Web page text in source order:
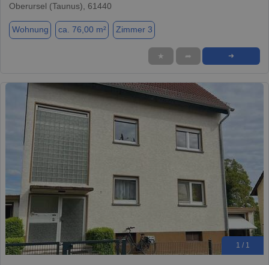
Oberursel (Taunus), 61440
Wohnung ca. 76,00 m² Zimmer 3
★ ➦ ➜
1 / 1